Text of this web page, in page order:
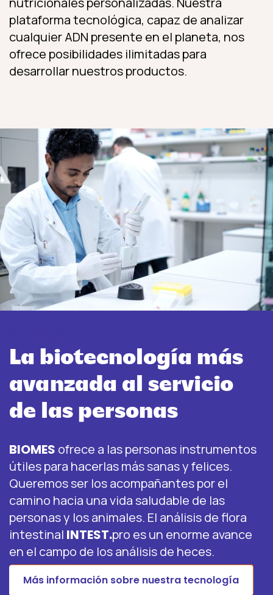
plataforma tecnológica, capaz de analizar
cualquier ADN presente en el planeta, nos
ofrece posibilidades ilimitadas para
desarrollar nuestros productos.
La biotecnología más
avanzada al servicio
de las personas
BIOMES ofrece a las personas instrumentos
útiles para hacerlas más sanas y felices.
Queremos ser los acompañantes por el
camino hacia una vida saludable de las
personas y los animales. El análisis de flora
intestinal INTEST.pro es un enorme avance
en el campo de los análisis de heces.
Más información sobre nuestra tecnología